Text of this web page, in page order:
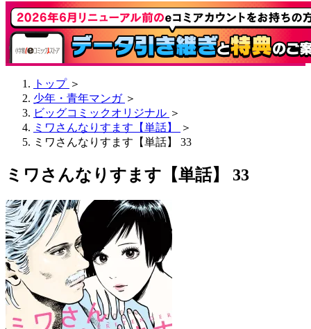
トップ ＞
少年・青年マンガ ＞
ビッグコミックオリジナル ＞
ミワさんなりすます【単話】
＞
ミワさんなりすます【単話】 33
ミワさんなりすます【単話】 33